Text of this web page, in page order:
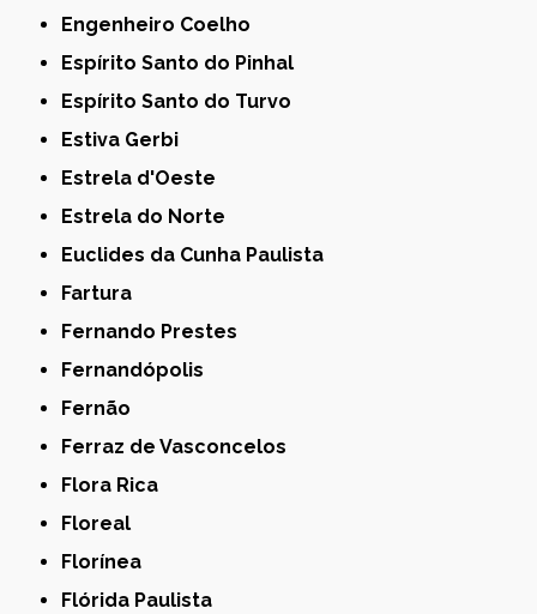
Engenheiro Coelho
Espírito Santo do Pinhal
Espírito Santo do Turvo
Estiva Gerbi
Estrela d'Oeste
Estrela do Norte
Euclides da Cunha Paulista
Fartura
Fernando Prestes
Fernandópolis
Fernão
Ferraz de Vasconcelos
Flora Rica
Floreal
Florínea
Flórida Paulista